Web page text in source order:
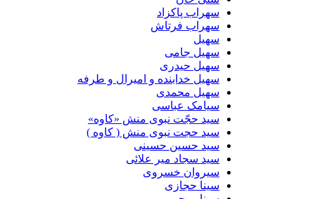
سهراب پاکزاد
سهراب فرتاش
سهیل
سهیل جامی
سهیل حیدری
سهیل خدابنده و امیرال و طرفه
سهیل محمدی
سیامک عباسی
سید حجّت نبوی منش «کاوه»
سید حجت نبوی منش ( کاوه )
سید حسین حسینى
سید سجاد میر علائی
سیروان خسروی
سینا حجازی